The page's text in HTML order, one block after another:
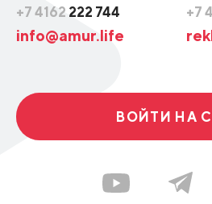
+7 4162 222 744
info@amur.life
+7
ВОЙТИ НА